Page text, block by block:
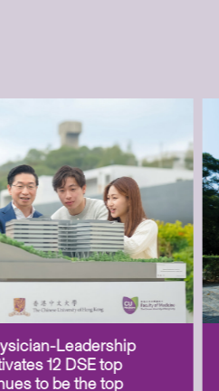
Leadership
12 DSE top
to be the top